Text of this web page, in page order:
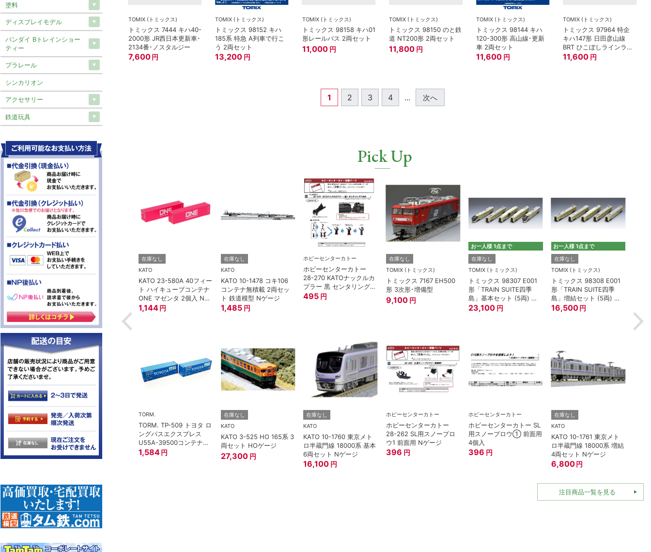
TOMIX (トミックス)
トミックス 7444 キハ40-
2000形 JR西日本更新車･
2134番･ノスタルジー
7,600 円
TOMIX (トミックス)
トミックス 98152 キハ
185系 特急 A列車で行こ
う 2両セット
13,200 円
TOMIX (トミックス)
トミックス 98158 キハ01
形レールバス 2両セット
11,000 円
TOMIX (トミックス)
トミックス 98150 のと鉄
道 NT200形 2両セット
11,800 円
TOMIX (トミックス)
トミックス 98144 キハ
120-300形 高山線･更新
車 2両セット
11,600 円
TOMIX (トミックス)
トミックス 97964 特企
キハ147形 日田彦山線
BRT ひこぼしラインラッ
ピング 2両セット
11,600 円
1 2 3 4 ... 次へ
Pick Up
ラー灰 (ボギー
TOMIX (トミックス)
トミックス JS21 集電シ
297
ックス)
97949 特企
車 ＪＲ東日
プ 8両セット
在庫なし
KATO
KATO 23-580A 40フィー
ト ハイキューブコンテナ
ONE マゼンタ 2個入 Nゲ
ージ
1,144 円
在庫なし
KATO
KATO 10-1478 コキ106
コンテナ無積載 2両セッ
ト 鉄道模型 Nゲージ
1,485 円
ホビーセンターカトー
ホビーセンターカトー
28-270 KATOナックルカ
プラー 黒 センタリングバ
ネ付 (10個入り） Nゲー
495 円
在庫なし
TOMIX (トミックス)
トミックス 7167 EH500
形 3次形･増備型
9,100 円
お一人様 1点まで
在庫なし
TOMIX (トミックス)
トミックス 98307 E001
形「TRAIN SUITE四季
島」基本セット (5両) 鉄
道模型
23,100 円
お一人様 1点まで
在庫なし
TOMIX (トミックス)
トミックス 98308 E001
形「TRAIN SUITE四季
島」増結セット (5両) 鉄
道模型
16,500 円
TORM.
TORM. TP-509 トヨタ ロ
ングパスエクスプレス
U55A-39500コンテナ②
2個入
1,584 円
在庫なし
KATO
KATO 3-525 HO 165系 3
両セット HOゲージ
27,300 円
在庫なし
KATO
KATO 10-1760 東京メト
ロ半蔵門線 18000系 基本
6両セット Nゲージ
16,100 円
ホビーセンターカトー
ホビーセンターカトー
28-262 SL用スノープロ
ウ1 前面用 Nゲージ
396 円
ホビーセンターカトー
ホビーセンターカトー SL
用スノープロウ① 前面用
4個入
396 円
在庫なし
KATO
KATO 10-1761 東京メト
ロ半蔵門線 18000系 増結
4両セット Nゲージ
6,800 円
注目商品一覧を見る
塗料
ディスプレイモデル
バンダイ Bトレインショー
ティー
プラレール
シンカリオン
アクセサリー
鉄道玩具